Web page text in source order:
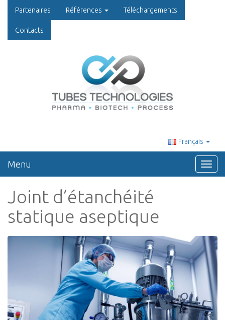
Partenaires Références Téléchargements
Contacts
Français
Menu
Joint d’étanchéité
statique aseptique